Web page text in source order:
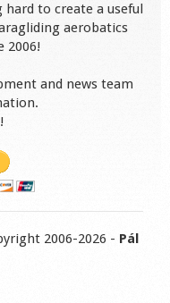
hard to create a useful
aerobatics
2006!
and news team
2006-2026 - Pál